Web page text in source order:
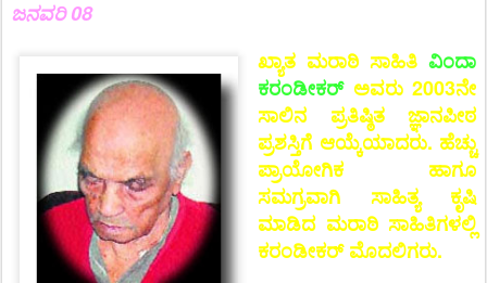
ಜನವರಿ 08
ಖ್ಯಾತ ಮರಾಠಿ ಸಾಹಿತಿ ವಿಂದಾ
ಕರಂಡೀಕರ್ಅವರು 2003ನೇ
ಸಾಲಿನ ಪ್ರತಿಷ್ಠಿತ ಜ್ಞಾನಪೀಠ
ಪ್ರಶಸ್ತಿಗೆ ಆಯ್ಕೆಯಾದರು. ಹೆಚ್ಚು
ಪ್ರಾಯೋಗಿಕ ಹಾಗೂ
ಸಮಗ್ರವಾಗಿ ಸಾಹಿತ್ಯ ಕೃಷಿ
ಮಾಡಿದ ಮರಾಠಿ ಸಾಹಿತಿಗಳಲ್ಲಿ
ಕರಂಡೀಕರ್ ಮೊದಲಿಗರು.